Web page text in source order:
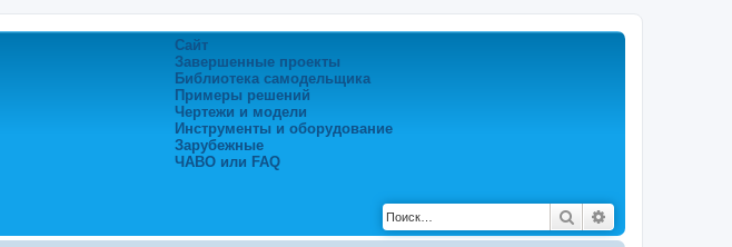
Сайт
Завершенные проекты
Библиотека самодельщика
Примеры решений
Чертежи и модели
Инструменты и оборудование
Зарубежные
ЧАВО или FAQ
Поиск